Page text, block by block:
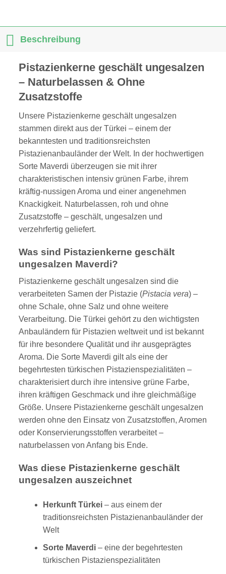
Varianten
Die
können
auf
Produktseite
gewählt
werden
Beschreibung
Pistazienkerne geschält ungesalzen
– Naturbelassen & Ohne
Zusatzstoffe
Unsere Pistazienkerne geschält ungesalzen
stammen direkt aus der Türkei – einem der
bekanntesten und traditionsreichsten
Pistazienanbauländer der Welt. In der hochwertigen
Sorte Maverdi überzeugen sie mit ihrer
charakteristischen intensiv grünen Farbe, ihrem
kräftig-nussigen Aroma und einer angenehmen
Knackigkeit. Naturbelassen, roh und ohne
Zusatzstoffe – geschält, ungesalzen und
verzehrfertig geliefert.
Was sind Pistazienkerne geschält
ungesalzen Maverdi?
Pistazienkerne geschält ungesalzen sind die
verarbeiteten Samen der Pistazie (Pistacia vera) –
ohne Schale, ohne Salz und ohne weitere
Verarbeitung. Die Türkei gehört zu den wichtigsten
Anbauländern für Pistazien weltweit und ist bekannt
für ihre besondere Qualität und ihr ausgeprägtes
Aroma. Die Sorte Maverdi gilt als eine der
begehrtesten türkischen Pistazienspezialitäten –
charakterisiert durch ihre intensive grüne Farbe,
ihren kräftigen Geschmack und ihre gleichmäßige
Größe. Unsere Pistazienkerne geschält ungesalzen
werden ohne den Einsatz von Zusatzstoffen, Aromen
oder Konservierungsstoffen verarbeitet –
naturbelassen von Anfang bis Ende.
Was diese Pistazienkerne geschält
ungesalzen auszeichnet
Herkunft Türkei– aus einem der
traditionsreichsten Pistazienanbauländer der
Welt
Sorte Maverdi– eine der begehrtesten
türkischen Pistazienspezialitäten